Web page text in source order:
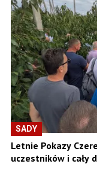
SADY
Letnie Pokazy
uczestników i cały